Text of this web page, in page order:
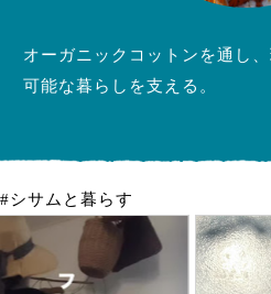
オーガニックコットンを通し
可能な暮らしを支える。
#シサムと暮らす